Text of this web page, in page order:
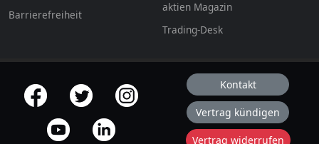
Barrierefreiheit
aktien Magazin
Trading-Desk
offizielle Social Media-Accounts Kontakt
Vertrag kündigen
Vertrag widerrufen